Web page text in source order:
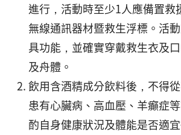
進行，活動時至少1人應備置救
無線通訊器材暨救生浮標。活
具功能，並確實穿戴救生衣及
及舟體。
飲用含酒精成分飲料後，不得
患有心臟病、高血壓、羊癲症
酌自身健康狀況及體能是否適